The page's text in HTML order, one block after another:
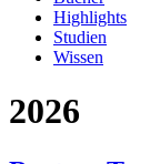
Highlights
Studien
Wissen
2026